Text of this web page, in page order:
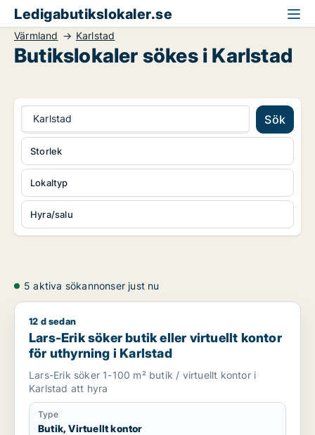
Ledigabutikslokaler.se
Värmland Karlstad
Butikslokaler sökes i Karlstad
Karlstad Sök
Lokaltyp
Hyra/salu
Storlek
5 aktiva sökannonser just nu
Lars-Erik söker butik eller virtuellt kontor för uthyrning i
12 d sedan
Lars-Erik söker butik eller virtuellt kontor
för uthyrning i Karlstad
Lars-Erik söker 1-100 m² butik / virtuellt kontor i
Karlstad att hyra
Type
Butik, Virtuellt kontor